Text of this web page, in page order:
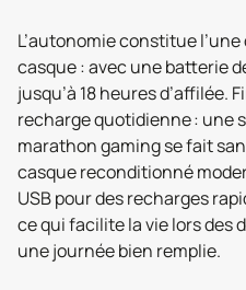
L’autonomie constitue
casque : avec une batterie
jusqu’à 18 heures d’affilée.
recharge quotidienne : une
marathon gaming se fait
casque reconditionné
USB pour des recharges
ce qui facilite la vie lors des
une journée bien remplie.